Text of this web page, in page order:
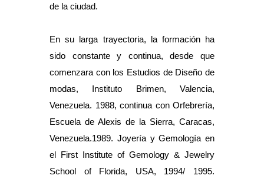
de la ciudad.
En su larga trayectoria, la formación ha
sido constante y continua, desde que
comenzara con los Estudios de Diseño de
modas, Instituto Brimen, Valencia,
Venezuela. 1988, continua con Orfebrería,
Escuela de Alexis de la Sierra, Caracas,
Venezuela.1989. Joyería y Gemología en
el First Institute of Gemology & Jewelry
School of Florida, USA, 1994/ 1995.